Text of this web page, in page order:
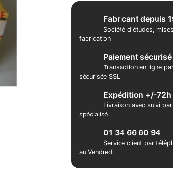
Fabricant depuis
Société d'études,
fabrication
Paiement sécurisé
Transaction en ligne
sécurisée SSL
Expédition +/-72h
Livraison avec suivi
spécialisé
01 34 66 60 94
Service client par
au Vendredi